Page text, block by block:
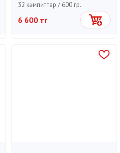
32 кәмпиттер / 600 гр.
6 600 тг Себетке